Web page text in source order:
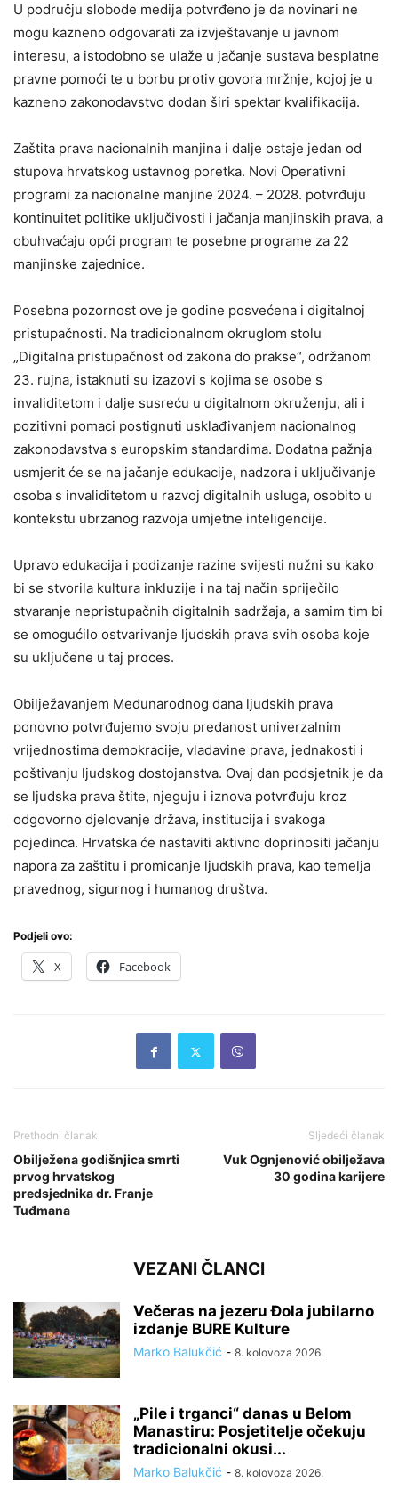
U području slobode medija potvrđeno je da novinari ne
mogu kazneno odgovarati za izvještavanje u javnom
interesu, a istodobno se ulaže u jačanje sustava besplatne
pravne pomoći te u borbu protiv govora mržnje, kojoj je u
kazneno zakonodavstvo dodan širi spektar kvalifikacija.
Zaštita prava nacionalnih manjina i dalje ostaje jedan od
stupova hrvatskog ustavnog poretka. Novi Operativni
programi za nacionalne manjine 2024. – 2028. potvrđuju
kontinuitet politike uključivosti i jačanja manjinskih prava, a
obuhvaćaju opći program te posebne programe za 22
manjinske zajednice.
Posebna pozornost ove je godine posvećena i digitalnoj
pristupačnosti. Na tradicionalnom okruglom stolu
„Digitalna pristupačnost od zakona do prakse“, održanom
23. rujna, istaknuti su izazovi s kojima se osobe s
invaliditetom i dalje susreću u digitalnom okruženju, ali i
pozitivni pomaci postignuti usklađivanjem nacionalnog
zakonodavstva s europskim standardima. Dodatna pažnja
usmjerit će se na jačanje edukacije, nadzora i uključivanje
osoba s invaliditetom u razvoj digitalnih usluga, osobito u
kontekstu ubrzanog razvoja umjetne inteligencije.
Upravo edukacija i podizanje razine svijesti nužni su kako
bi se stvorila kultura inkluzije i na taj način spriječilo
stvaranje nepristupačnih digitalnih sadržaja, a samim tim bi
se omogućilo ostvarivanje ljudskih prava svih osoba koje
su uključene u taj proces.
Obilježavanjem Međunarodnog dana ljudskih prava
ponovno potvrđujemo svoju predanost univerzalnim
vrijednostima demokracije, vladavine prava, jednakosti i
poštivanju ljudskog dostojanstva. Ovaj dan podsjetnik je da
se ljudska prava štite, njeguju i iznova potvrđuju kroz
odgovorno djelovanje država, institucija i svakoga
pojedinca. Hrvatska će nastaviti aktivno doprinositi jačanju
napora za zaštitu i promicanje ljudskih prava, kao temelja
pravednog, sigurnog i humanog društva.
Podjeli ovo:
X Facebook
Prethodni članak
Obilježena godišnjica smrti
prvog hrvatskog
predsjednika dr. Franje
Tuđmana
Sljedeći članak
Vuk Ognjenović obilježava
30 godina karijere
VEZANI ČLANCI
Večeras na jezeru Đola jubilarno
izdanje BURE Kulture
Marko Balukčić - 8. kolovoza 2026.
„Pile i trganci“ danas u Belom
Manastiru: Posjetitelje očekuju
tradicionalni okusi...
Marko Balukčić - 8. kolovoza 2026.